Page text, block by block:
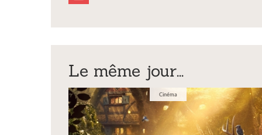
Le même jour...
Cinéma